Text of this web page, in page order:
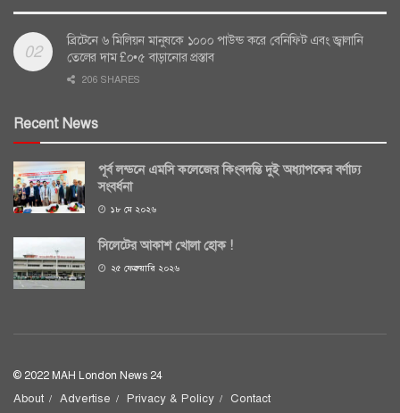
ব্রিটেনে ৬ মিলিয়ন মানুষকে ১০০০ পাউন্ড করে বেনিফিট এবং জ্বালানি
তেলের দাম £০•৫ বাড়ানোর প্রস্তাব
206 SHARES
Recent News
পূর্ব লন্ডনে এমসি কলেজের কিংবদন্তি দুই অধ্যাপকের বর্ণাঢ্য
সংবর্ধনা
১৮ মে ২০২৬
সিলেটের আকাশ খোলা হোক !
২৫ ফেব্রুয়ারি ২০২৬
© 2022 MAH London News 24
About Advertise Privacy & Policy Contact